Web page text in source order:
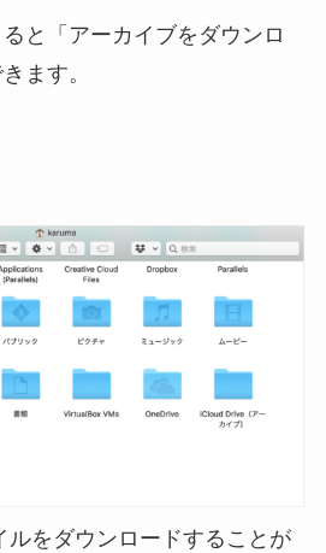
と「アーカイブをダウンロ
ます。
ルをダウンロードすることが